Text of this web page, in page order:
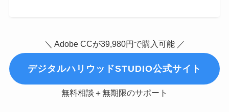
＼ Adobe CCが39,980円で購入可能 ／
デジタルハリウッドSTUDIO公式サイト
無料相談＋無期限のサポート